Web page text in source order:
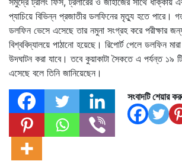
প্যাচিয়ে বিভিন্ন প্রজাতীর ডলফিনের মৃত্যু হতে পারে।
ডলফিন ভেসে এসেছে তার নমুনা সংগ্রহ করে পরীক্ষার
বিশ্ববিদ্যালয়ে পাঠানো হয়েছে। রিপোর্ট পেলে ডলফিন
উদঘাটন করা যাবে। তবে কুয়াকাটা সৈকতে এ পর্যন্ত ১৯
এসেছে বলে তিনি জানিয়েছেন।
সংবাদটি শেয়ার